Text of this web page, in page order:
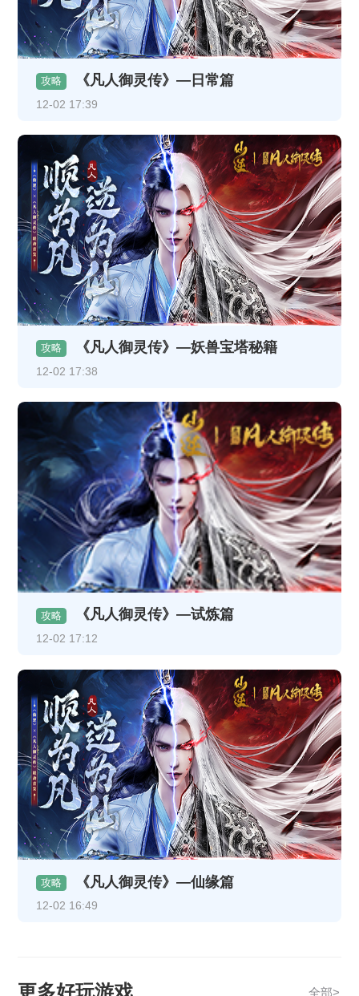
攻略 《凡人御灵传》—日常篇
12-02 17:39
攻略 《凡人御灵传》—妖兽宝塔秘籍
12-02 17:38
攻略 《凡人御灵传》—试炼篇
12-02 17:12
攻略 《凡人御灵传》—仙缘篇
12-02 16:49
全部>